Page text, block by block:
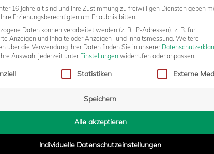
16 Jahre alt sind und Ihre Zustimmung zu freiwilligen Diensten geben
Erziehungsberechtigten um Erlaubnis bitten.
Daten können verarbeitet werden (z. B. IP-Adressen), z. B. für
Anzeigen und Inhalte oder Anzeigen- und Inhaltsmessung. Weitere
über die Verwendung Ihrer Daten finden Sie in unserer
Auswahl jederzeit unter Einstellungen widerrufen oder anpassen.
Liste der Service-Gruppen, für die eine Einwilligung erteilt
Statistiken Externe
Speichern
Alle akzeptieren
Individuelle Datenschutzeinstellungen